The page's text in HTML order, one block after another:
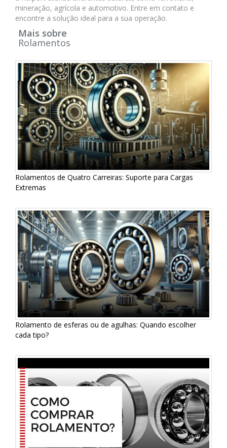
mineração, agrícola e automotivo. Entre em contato e
encontre a solução ideal para a sua operação.
Mais sobre
Rolamentos
Rolamentos de Quatro Carreiras: Suporte para Cargas
Extremas
Rolamento de esferas ou de agulhas: Quando escolher
cada tipo?